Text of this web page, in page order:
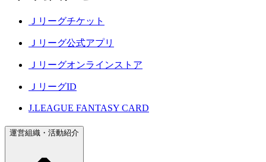
Ｊリーグチケット
Ｊリーグ公式アプリ
Ｊリーグオンラインストア
ＪリーグID
J.LEAGUE FANTASY CARD
運営組織・活動紹介